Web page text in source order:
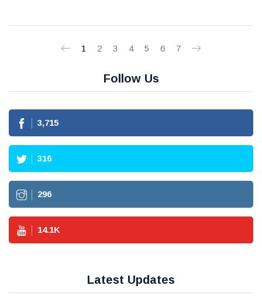
1 2 3 4 5 6 7
Follow Us
3,715
316
296
14.1K
Latest Updates